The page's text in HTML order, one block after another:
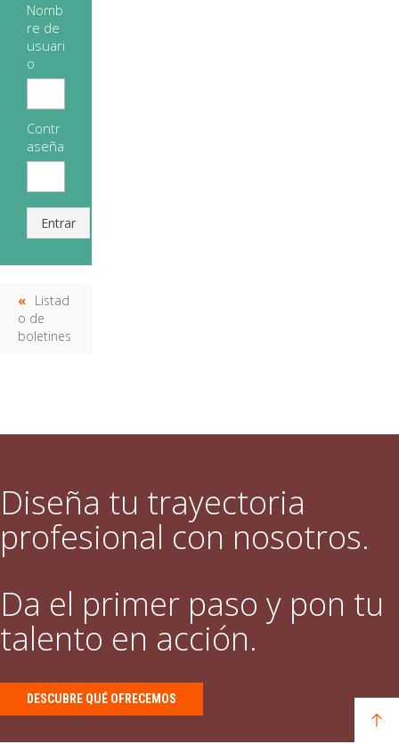
Nomb
re de
usuari
o
Contr
aseña
Entrar
Listad
o de
boletines
Diseña tu trayectoria
profesional con nosotros.
Da el primer paso y pon tu
talento en acción.
DESCUBRE QUÉ OFRECEMOS